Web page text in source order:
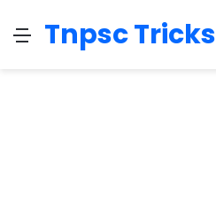
Menu
Tnpsc Tricks